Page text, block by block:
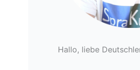
Hallo, liebe